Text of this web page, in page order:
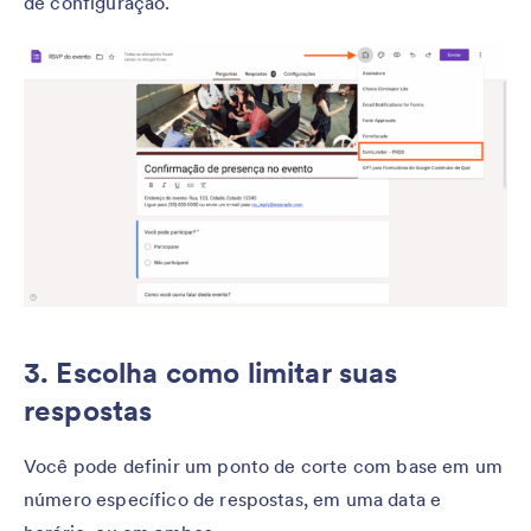
3. Escolha como limitar suas
respostas
Você pode definir um ponto de corte com base em um
número específico de respostas, em uma data e